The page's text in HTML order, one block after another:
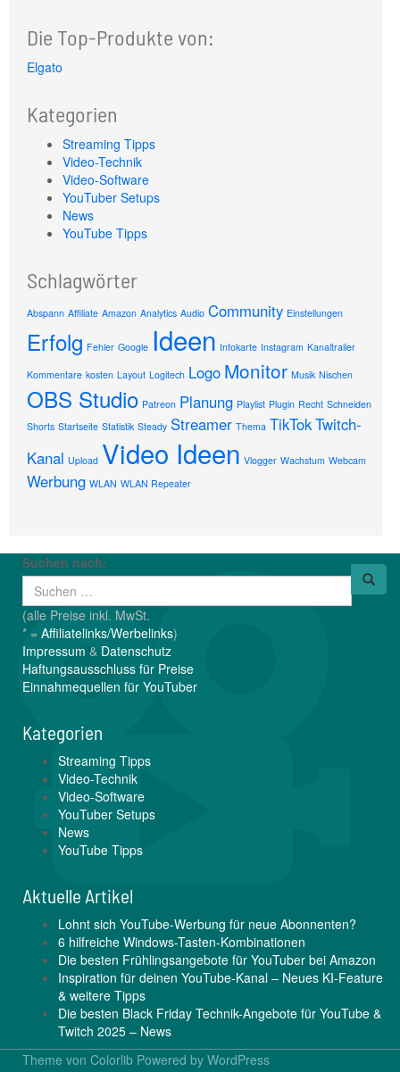
Die Top-Produkte von:
Elgato
Kategorien
Streaming Tipps
Video-Technik
Video-Software
YouTuber Setups
News
YouTube Tipps
Schlagwörter
Abspann Affiliate Amazon Analytics Audio Community Einstellungen
Erfolg Fehler Google Ideen Infokarte Instagram Kanaltrailer
Kommentare kosten Layout Logitech Logo Monitor Musik Nischen
OBS Studio Patreon Planung Playlist Plugin Recht Schneiden
Shorts Startseite Statistik Steady Streamer Thema TikTokTwitch-
Kanal Upload Video Ideen Vlogger Wachstum Webcam
Werbung WLAN WLAN Repeater
Suchen nach:
(alle Preise inkl. MwSt.
* = Affiliatelinks/Werbelinks)
Impressum & Datenschutz
Haftungsausschluss für Preise
Einnahmequellen für YouTuber
Kategorien
Streaming Tipps
Video-Technik
Video-Software
YouTuber Setups
News
YouTube Tipps
Aktuelle Artikel
Lohnt sich YouTube-Werbung für neue Abonnenten?
6 hilfreiche Windows-Tasten-Kombinationen
Die besten Frühlingsangebote für YouTuber bei Amazon
Inspiration für deinen YouTube-Kanal – Neues KI-Feature
& weitere Tipps
Die besten Black Friday Technik-Angebote für YouTube &
Twitch 2025 – News
Theme von Colorlib Powered by WordPress